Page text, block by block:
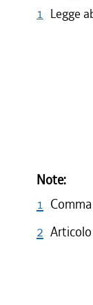
1 Legge
Note:
1
2